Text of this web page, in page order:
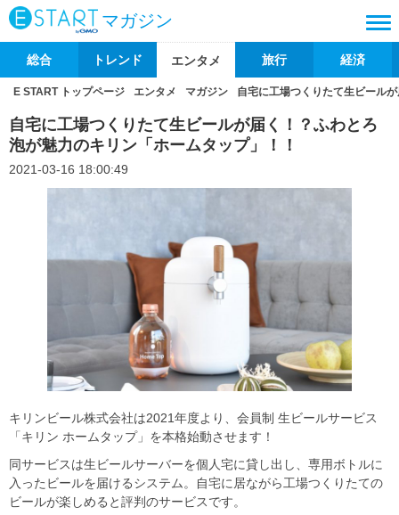
マガジン
総合 トレンド エンタメ 旅行 経済
E START トップページ エンタメ マガジン 自宅に工場つくりたて生ビール
自宅に工場つくりたて生ビールが届く！？ふわとろ
泡が魅力のキリン「ホームタップ」！！
2021-03-16 18:00:49
キリンビール株式会社は2021年度より、会員制 生ビールサービス
「キリン ホームタップ」を本格始動させます！
同サービスは生ビールサーバーを個人宅に貸し出し、専用ボトルに
入ったビールを届けるシステム。自宅に居ながら工場つくりたての
ビールが楽しめると評判のサービスです。